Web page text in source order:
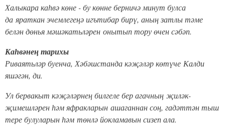
Халыкара каһвә көне - бу көнне берничә минут булса
да яраткан эчемлегеңә игътибар бирү, аның затлы тәме
белән дөнья мәшәкатьләрен онытып тору өчен сәбәп.
Каһвәнең тарихы
Риваятьләр буенча, Хәбәшстанда кәҗәләр көтүче Калди
яшәгән, ди.
Ул бервакыт кәҗәләрнең билгеле бер агачның җиләк-
җимешләрен һәм яфракларын ашаганнан соң, гадәттән тыш
тере булуларын һәм төнлә йокламавын сизеп ала.